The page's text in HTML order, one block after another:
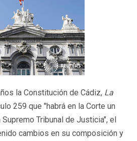
la Constitución de Cádiz, La
259 que "habrá en la Corte un
Tribunal de Justicia", el
cambios en su composición y